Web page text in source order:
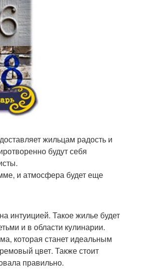
жильцам радость и
будут себя
и атмосфера будет еще
интуицией. Такое жилье будет
и в области кулинарии.
которая станет идеальным
цвет. Также стоит
правильно.